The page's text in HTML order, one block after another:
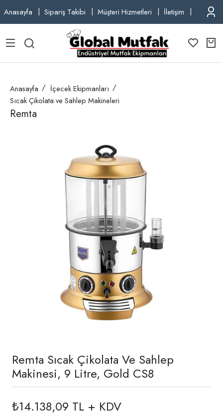
Anasayfa Sipariş Takibi Müşteri Hizmetleri İletişim TEL:
Anasayfa
İçecek Ekipmanları
Sıcak Çikolata ve Sahlep Makineleri
Remta
Remta Sıcak Çikolata Ve Sahlep
Makinesi, 9 Litre, Gold CS8
₺14.138,09 TL + KDV